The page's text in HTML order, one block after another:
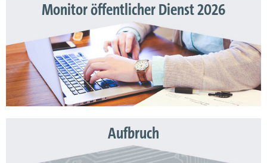
Monitor öffentlicher Dienst 2026
Aufbruch